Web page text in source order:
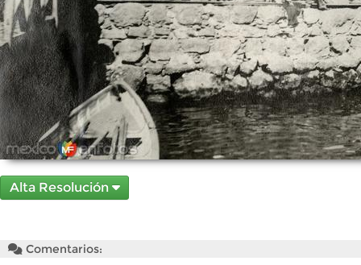
Alta Resolución
Comentarios: